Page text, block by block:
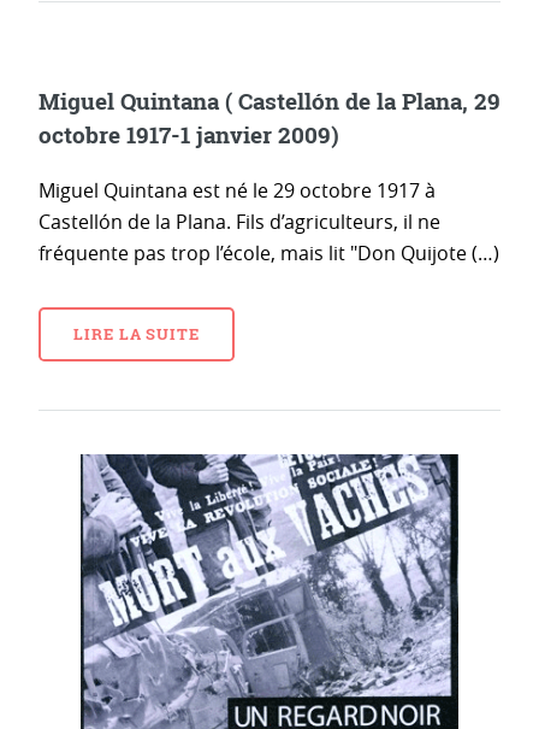
Miguel Quintana ( Castellón de la Plana, 29
octobre 1917-1 janvier 2009)
Miguel Quintana est né le 29 octobre 1917 à
Castellón de la Plana. Fils d’agriculteurs, il ne
fréquente pas trop l’école, mais lit "Don Quijote (…)
LIRE LA SUITE